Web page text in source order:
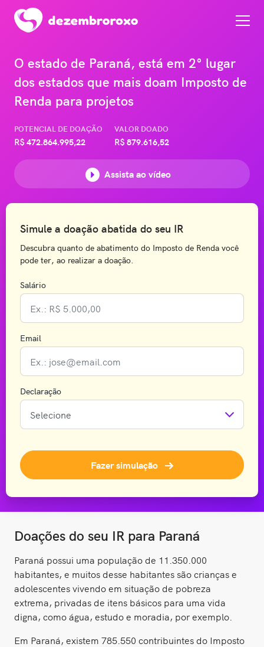
Doações do seu IR para Paraná
Paraná possui uma população de 11.350.000
habitantes, e muitos desse habitantes são crianças e
adolescentes vivendo em situação de pobreza
extrema, privadas de itens básicos para uma vida
digna, como água, estudo e moradia, por exemplo.
Em Paraná, existem 785.550 contribuintes do Imposto
O estado de Paraná, está em 2° lugar
dos estados que mais doam Imposto de
Renda para projetos
POTENCIAL DE DOAÇÃO
R$472.864.995,22
VALOR DOADO
R$879.616,52
Assista ao vídeo
Simule a doação abatida do seu IR
Descubra quanto de abatimento do Imposto de Renda você
pode ter, ao realizar a doação.
Salário
Email
Declaração
Fazer simulação